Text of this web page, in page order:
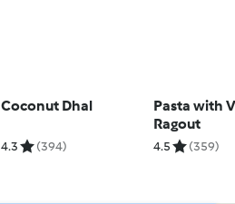
Coconut Dhal
4.3 (394)
Pasta with
Ragout
4.5 (359)